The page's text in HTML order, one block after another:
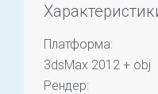
Платформа:
3dsMax 2012 + obj
Рендер: